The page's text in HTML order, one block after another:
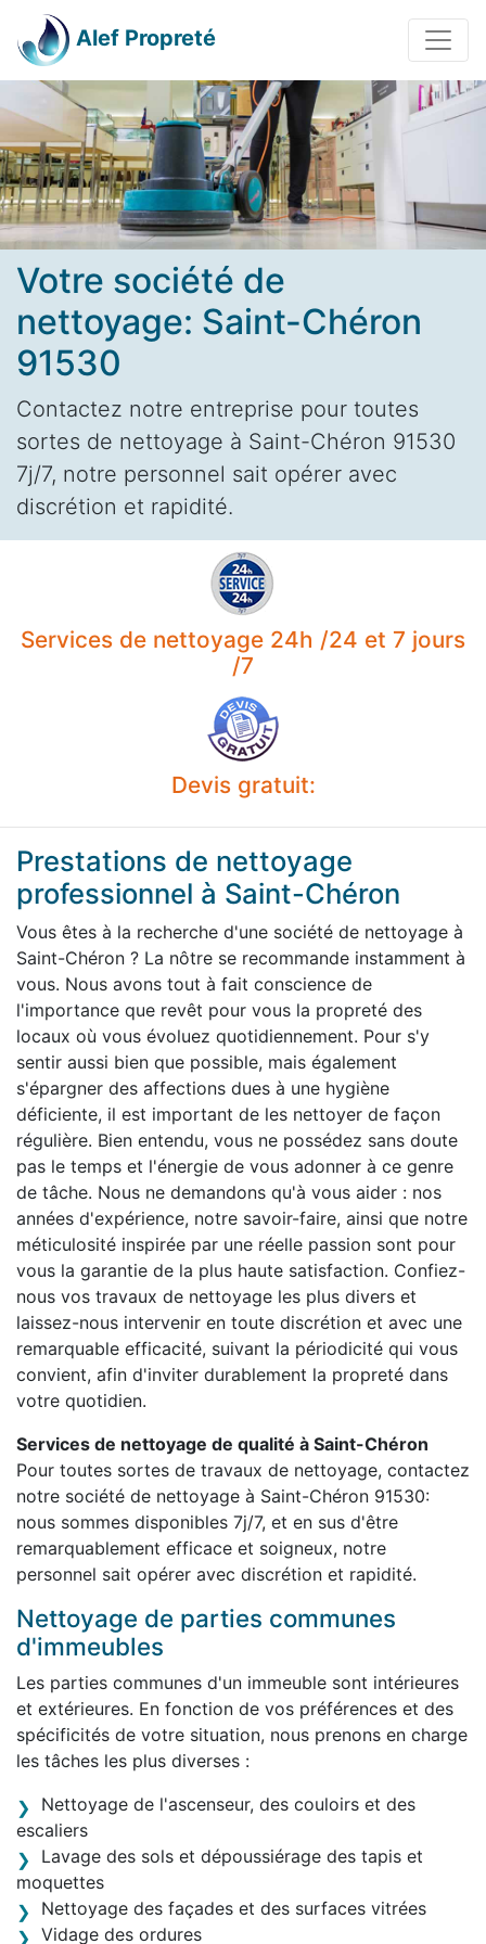
Alef Propreté
Votre société de
nettoyage: Saint-Chéron
91530
Contactez notre entreprise pour toutes
sortes de nettoyage à Saint-Chéron 91530
7j/7, notre personnel sait opérer avec
discrétion et rapidité.
Services de nettoyage 24h /24 et 7 jours
/7
Devis gratuit:
Prestations de nettoyage
professionnel à Saint-Chéron
Vous êtes à la recherche d'une société de nettoyage à
Saint-Chéron ? La nôtre se recommande instamment à
vous. Nous avons tout à fait conscience de
l'importance que revêt pour vous la propreté des
locaux où vous évoluez quotidiennement. Pour s'y
sentir aussi bien que possible, mais également
s'épargner des affections dues à une hygiène
déficiente, il est important de les nettoyer de façon
régulière. Bien entendu, vous ne possédez sans doute
pas le temps et l'énergie de vous adonner à ce genre
de tâche. Nous ne demandons qu'à vous aider : nos
années d'expérience, notre savoir-faire, ainsi que notre
méticulosité inspirée par une réelle passion sont pour
vous la garantie de la plus haute satisfaction. Confiez-
nous vos travaux de nettoyage les plus divers et
laissez-nous intervenir en toute discrétion et avec une
remarquable efficacité, suivant la périodicité qui vous
convient, afin d'inviter durablement la propreté dans
votre quotidien.
Services de nettoyage de qualité à Saint-Chéron
Pour toutes sortes de travaux de nettoyage, contactez
notre société de nettoyage à Saint-Chéron 91530:
nous sommes disponibles 7j/7, et en sus d'être
remarquablement efficace et soigneux, notre
personnel sait opérer avec discrétion et rapidité.
Nettoyage de parties communes
d'immeubles
Les parties communes d'un immeuble sont intérieures
et extérieures. En fonction de vos préférences et des
spécificités de votre situation, nous prenons en charge
les tâches les plus diverses :
Nettoyage de l'ascenseur, des couloirs et des
escaliers
Lavage des sols et dépoussiérage des tapis et
moquettes
Nettoyage des façades et des surfaces vitrées
Vidage des ordures